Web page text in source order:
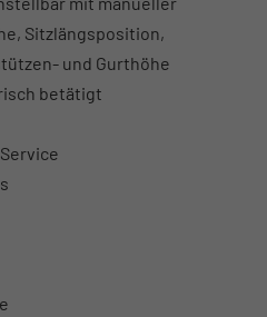
Sitzlängsposition,
und Gurthöhe
betätigt